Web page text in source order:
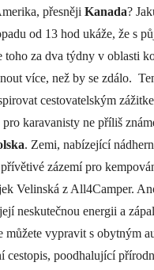
přesněji Kanada?
od 13 hod ukáže, že s
toho za dva týdny v oblasti
více, než by se zdálo.
cestovatelským
karavanisty ne příliš
. Zemi, nabízející
zázemí pro
Velinská z All4Camper.
neskutečnou energii a
můžete vypravit s obytným
cestopis, poodhalující